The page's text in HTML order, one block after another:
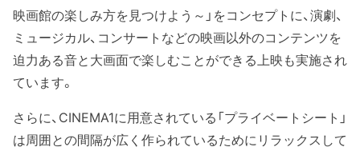
映画館の楽しみ方を見つけよう～」をコンセプトに、演劇、
ミュージカル、コンサートなどの映画以外のコンテンツを
迫力ある音と大画面で楽しむことができる上映も実施され
ています。
さらに、CINEMA1に用意されている「プライベートシート」
は周囲との間隔が広く作られているためにリラックスして